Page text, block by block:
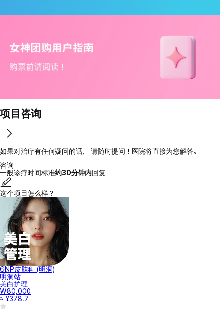
项目咨询
如果对治疗有任何疑问的话， 请随时提问！医院将直接为您解答。
咨询
一般诊疗时间标准约30分钟内回复
这个项目怎么样？
CNP皮肤科 (明洞)
明洞站
美白护理
₩80,000
≈ ¥378.7